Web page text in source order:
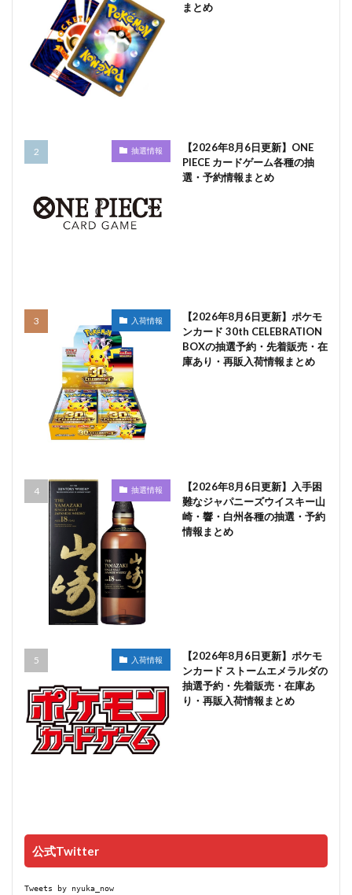
まとめ
抽選情報
【2026年8月6日更新】ONE
PIECE カードゲーム各種の抽
選・予約情報まとめ
入荷情報
【2026年8月6日更新】ポケモ
ンカード 30th CELEBRATION
BOXの抽選予約・先着販売・在
庫あり・再販入荷情報まとめ
抽選情報
【2026年8月6日更新】入手困
難なジャパニーズウイスキー山
崎・響・白州各種の抽選・予約
情報まとめ
入荷情報
【2026年8月6日更新】ポケモ
ンカード ストームエメラルダの
抽選予約・先着販売・在庫あ
り・再販入荷情報まとめ
公式Twitter
Tweets by nyuka_now